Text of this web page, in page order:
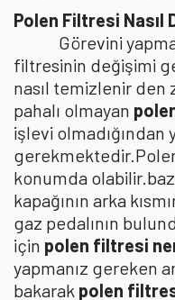
Polen Filtresi Nasıl
Görevini
filtresinin değişimi
nasıl temizlenir den
pahalı olmayan
işlevi
konumda
kapağının arka
gaz pedalının
için polen filtresi
yapmanız gereken
bakarak polen